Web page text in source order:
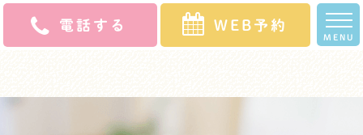
電話する WEB予約
MENU